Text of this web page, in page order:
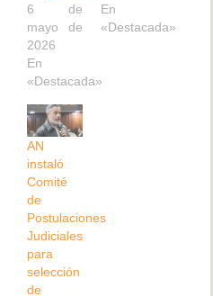
6 de
mayo de
2026
En
«Destacada»
En
«Destacada»
AN
instaló
Comité
de
Postulaciones
Judiciales
para
selección
de